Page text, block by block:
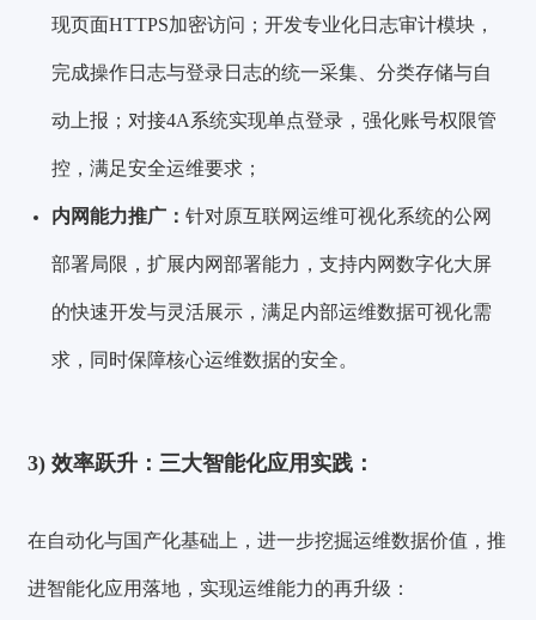
现页面HTTPS加密访问；开发专业化日志审计模块，
完成操作日志与登录日志的统一采集、分类存储与自
动上报；对接4A系统实现单点登录，强化账号权限管
控，满足安全运维要求；
内网能力推广：针对原互联网运维可视化系统的公网
部署局限，扩展内网部署能力，支持内网数字化大屏
的快速开发与灵活展示，满足内部运维数据可视化需
求，同时保障核心运维数据的安全。
3)效率跃升：三大智能化应用实践：
在自动化与国产化基础上，进一步挖掘运维数据价值，推
进智能化应用落地，实现运维能力的再升级：